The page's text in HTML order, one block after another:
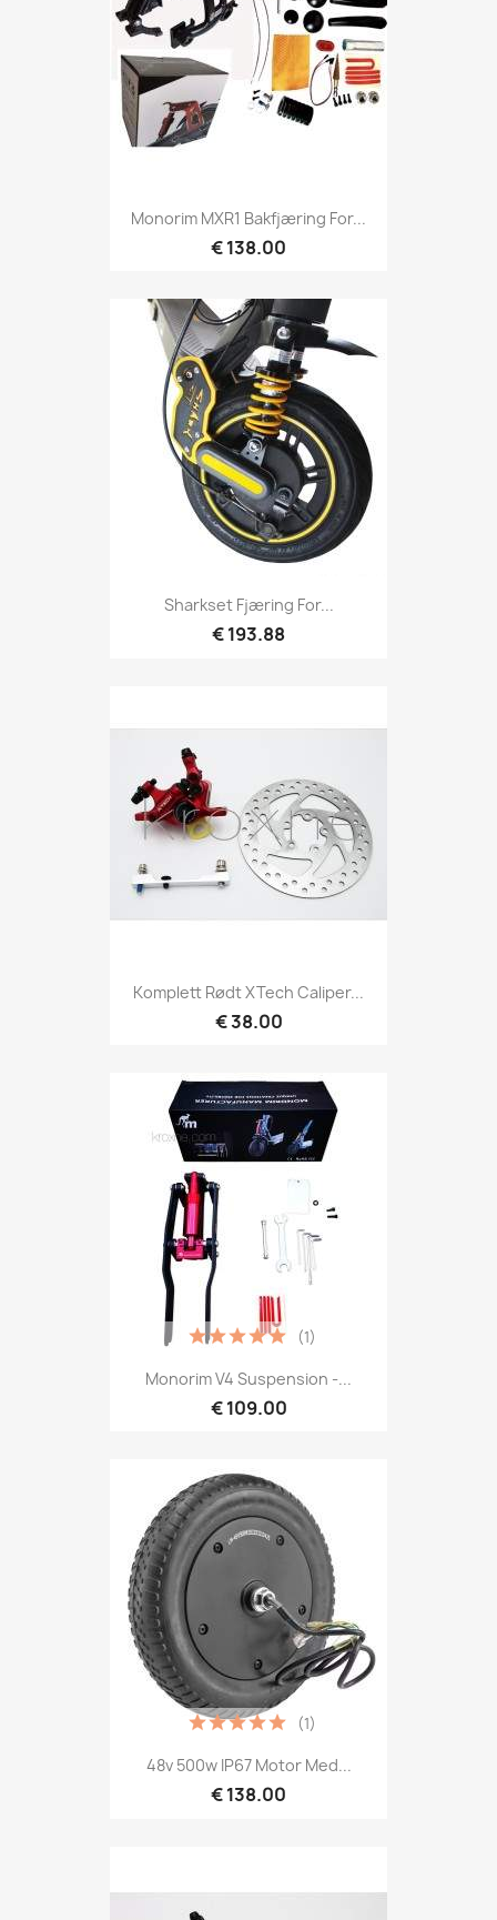
Monorim MXR1 Bakfjæring For...
€ 138.00
Sharkset Fjæring For...
€ 193.88
Komplett Rødt XTech Caliper...
€ 38.00
Monorim V4 Suspension -...
€ 109.00
(1)
48v 500w IP67 Motor Med...
€ 138.00
(1)